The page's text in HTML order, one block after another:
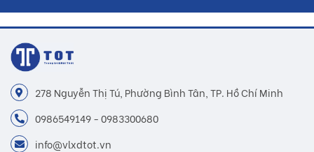
278 Nguyễn Thị Tú, Phường Bình Tân, TP. Hồ Chí Minh
0986549149 - 0983300680
info@vlxdtot.vn